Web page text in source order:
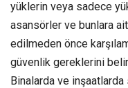
yüklerin veya sadece
asansörler ve bunlara
edilmeden önce
güvenlik gereklerini
Binalarda ve